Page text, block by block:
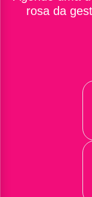
rosa da